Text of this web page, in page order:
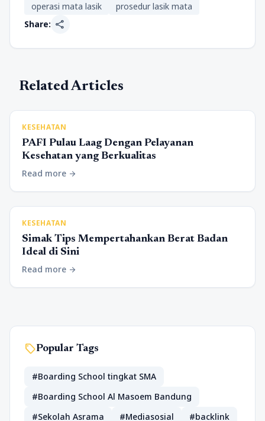
operasi mata lasik
prosedur lasik mata
Share: share
Related Articles
KESEHATAN
PAFI Pulau Laag Dengan Pelayanan
Kesehatan yang Berkualitas
Read more arrow_forward
KESEHATAN
Simak Tips Mempertahankan Berat Badan
Ideal di Sini
Read more arrow_forward
sellPopular Tags
#Boarding School tingkat SMA
#Boarding School Al Masoem Bandung
#Sekolah Asrama
#Mediasosial
#backlink